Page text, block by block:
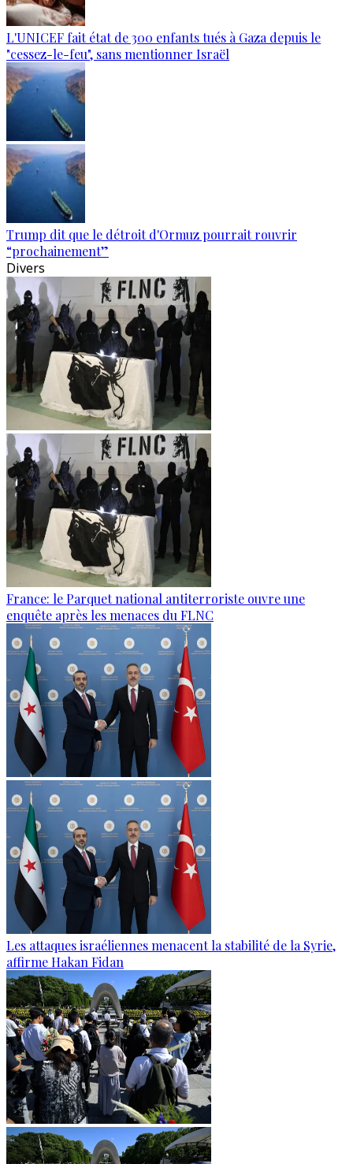
L'UNICEF fait état de 300 enfants tués à Gaza depuis le
"cessez-le-feu", sans mentionner Israël
Trump dit que le détroit d'Ormuz pourrait rouvrir
“prochainement”
Divers
France: le Parquet national antiterroriste ouvre une
enquête après les menaces du FLNC
Les attaques israéliennes menacent la stabilité de la Syrie,
affirme Hakan Fidan